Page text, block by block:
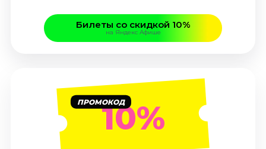
Выставки
Экскурсии
Август 2026
Сентябрь 2026
Билеты со скидкой 10%
на Яндекс Афише
ПРОМОКОД10%